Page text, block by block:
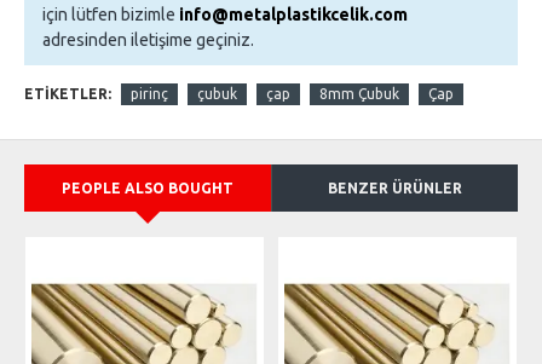
için lütfen bizimle info@metalplastikcelik.com
adresinden iletişime geçiniz.
ETIKETLER: pirinç çubuk çap 8mm Çubuk Çap
PEOPLE ALSO BOUGHT BENZER ÜRÜNLER